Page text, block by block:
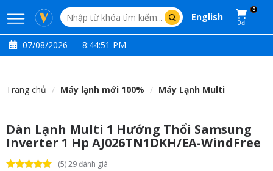
English
0
0đ
07/08/2026 8:44:52 PM
Trang chủ Máy lạnh mới 100% Máy Lạnh Multi
Dàn Lạnh Multi 1 Hướng Thổi Samsung
Inverter 1 Hp AJ026TN1DKH/EA-WindFree
(5) 29 đánh giá